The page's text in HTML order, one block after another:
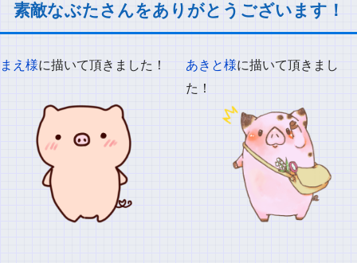
素敵なぶたさんをありがとうございます！
まえ様に描いて頂きました！ あきと様に描いて頂きまし
た！